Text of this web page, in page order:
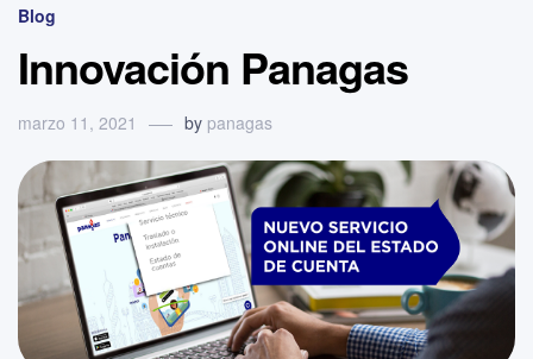
Blog
Innovación Panagas
marzo 11, 2021 by panagas